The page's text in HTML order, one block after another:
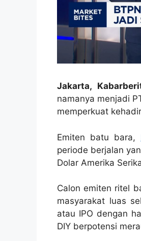
Jakarta,
namanya menjadi
memperkuat
Emiten batu bara,
periode berjalan
Dolar Amerika
Calon emiten ritel
masyarakat luas
atau IPO dengan
DIY berpotensi